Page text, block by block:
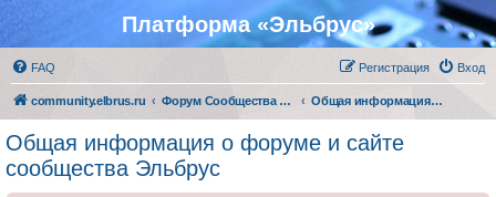
Платформа «Эльбрус»
FAQ Вход
Регистрация
community.elbrus.ru Форум Сообщества Эльбрус Общая информация о форуме и сайте сообщества Эльбрус
Общая информация о форуме и сайте
сообщества Эльбрус